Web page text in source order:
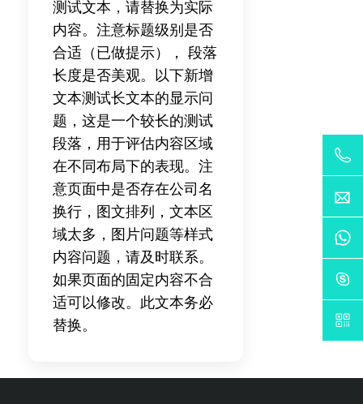
测试文本，请替换为实际
内容。注意标题级别是否
合适（已做提示）， 段落
长度是否美观。以下新增
文本测试长文本的显示问
题，这是一个较长的测试
段落，用于评估内容区域
在不同布局下的表现。注
意页面中是否存在公司名
换行，图文排列，文本区
域太多，图片问题等样式
内容问题，请及时联系。
如果页面的固定内容不合
适可以修改。此文本务必
替换。